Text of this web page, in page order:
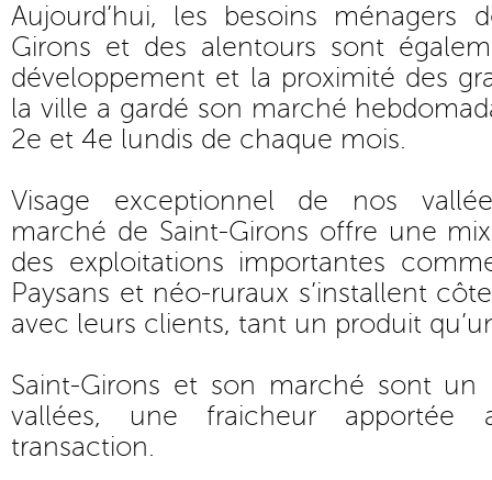
Aujourd’hui, les besoins ménagers
Girons et des alentours sont
développement et la proximité des
la ville a gardé son marché
2e et 4e lundis de chaque mois.
Visage exceptionnel de nos
marché de Saint-Girons offre une
des exploitations importantes
Paysans et néo-ruraux s’installent
avec leurs clients, tant un produit
Saint-Girons et son marché sont
vallées, une fraicheur
transaction.